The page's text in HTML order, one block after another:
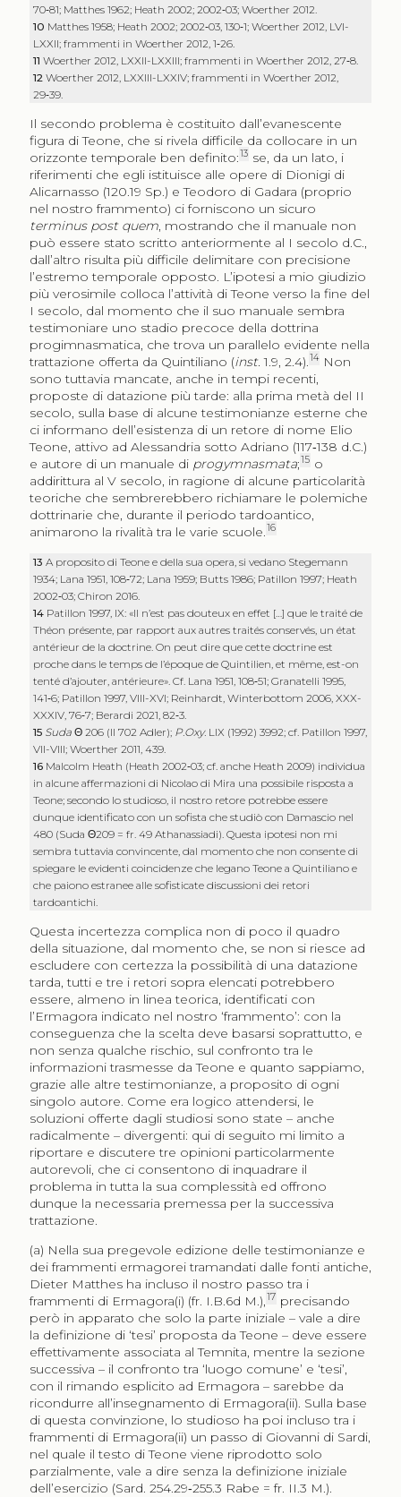
70‑81; Matthes 1962; Heath 2002; 2002‑03; Woerther 2012.
10 Matthes 1958; Heath 2002; 2002‑03, 130‑1; Woerther 2012, LVI-
LXXII; frammenti in Woerther 2012, 1‑26.
11Woerther 2012, LXXII-LXXIII; frammenti in Woerther 2012, 27‑8.
12Woerther 2012, LXXIII-LXXIV; frammenti in Woerther 2012,
29‑39.
Il secondo problema è costituito dall’evanescente
figura di Teone, che si rivela difficile da collocare in un
orizzonte temporale ben definito:13 se, da un lato, i
riferimenti che egli istituisce alle opere di Dionigi di
Alicarnasso (120.19 Sp.) e Teodoro di Gadara (proprio
nel nostro frammento) ci forniscono un sicuro
terminus post quem, mostrando che il manuale non
può essere stato scritto anteriormente al I secolo d.C.,
dall’altro risulta più difficile delimitare con precisione
l’estremo temporale opposto. L’ipotesi a mio giudizio
più verosimile colloca l’attività di Teone verso la fine del
I secolo, dal momento che il suo manuale sembra
testimoniare uno stadio precoce della dottrina
progimnasmatica, che trova un parallelo evidente nella
trattazione offerta da Quintiliano (inst.1.9, 2.4).14Non
sono tuttavia mancate, anche in tempi recenti,
proposte di datazione più tarde: alla prima metà del II
secolo, sulla base di alcune testimonianze esterne che
ci informano dell’esistenza di un retore di nome Elio
Teone, attivo ad Alessandria sotto Adriano (117‑138 d.C.)
e autore di un manuale di progymnasmata;15 o
addirittura al V secolo, in ragione di alcune particolarità
teoriche che sembrerebbero richiamare le polemiche
dottrinarie che, durante il periodo tardoantico,
animarono la rivalità tra le varie scuole.16
13A proposito di Teone e della sua opera, si vedano Stegemann
1934; Lana 1951, 108‑72; Lana 1959; Butts 1986; Patillon 1997; Heath
2002‑03; Chiron 2016.
14 Patillon 1997, IX: «Il n’est pas douteux en effet […] que le traité de
Théon présente, par rapport aux autres traités conservés, un état
antérieur de la doctrine. On peut dire que cette doctrine est
proche dans le temps de l’époque de Quintilien, et même, est-on
tenté d’ajouter, antérieure». Cf. Lana 1951, 108‑51; Granatelli 1995,
141‑6; Patillon 1997, VIII-XVI; Reinhardt, Winterbottom 2006, XXX-
XXXIV, 76‑7; Berardi 2021, 82‑3.
15 SudaΘ 206 (II 702 Adler); P.Oxy. LIX (1992) 3992; cf. Patillon 1997,
VII-VIII; Woerther 2011, 439.
16 Malcolm Heath (Heath 2002‑03; cf. anche Heath 2009) individua
in alcune affermazioni di Nicolao di Mira una possibile risposta a
Teone; secondo lo studioso, il nostro retore potrebbe essere
dunque identificato con un sofista che studiò con Damascio nel
480 (SudaΘ209 = fr. 49 Athanassiadi). Questa ipotesi non mi
sembra tuttavia convincente, dal momento che non consente di
spiegare le evidenti coincidenze che legano Teone a Quintiliano e
che paiono estranee alle sofisticate discussioni dei retori
tardoantichi.
Questa incertezza complica non di poco il quadro
della situazione, dal momento che, se non si riesce ad
escludere con certezza la possibilità di una datazione
tarda, tutti e tre i retori sopra elencati potrebbero
essere, almeno in linea teorica, identificati con
l’Ermagora indicato nel nostro ‘frammento’: con la
conseguenza che la scelta deve basarsi soprattutto, e
non senza qualche rischio, sul confronto tra le
informazioni trasmesse da Teone e quanto sappiamo,
grazie alle altre testimonianze, a proposito di ogni
singolo autore. Come era logico attendersi, le
soluzioni offerte dagli studiosi sono state – anche
radicalmente – divergenti: qui di seguito mi limito a
riportare e discutere tre opinioni particolarmente
autorevoli, che ci consentono di inquadrare il
problema in tutta la sua complessità ed offrono
dunque la necessaria premessa per la successiva
trattazione.
(a) Nella sua pregevole edizione delle testimonianze e
dei frammenti ermagorei tramandati dalle fonti antiche,
Dieter Matthes ha incluso il nostro passo tra i
frammenti di Ermagora(i) (fr. I.B.6d M.),17 precisando
però in apparato che solo la parte iniziale – vale a dire
la definizione di ‘tesi’ proposta da Teone – deve essere
effettivamente associata al Temnita, mentre la sezione
successiva – il confronto tra ‘luogo comune’ e ‘tesi’,
con il rimando esplicito ad Ermagora – sarebbe da
ricondurre all’insegnamento di Ermagora(ii). Sulla base
di questa convinzione, lo studioso ha poi incluso tra i
frammenti di Ermagora(ii) un passo di Giovanni di Sardi,
nel quale il testo di Teone viene riprodotto solo
parzialmente, vale a dire senza la definizione iniziale
dell’esercizio (Sard. 254.29‑255.3 Rabe = fr. II.3 M.).